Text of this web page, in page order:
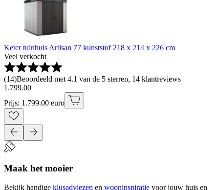
Keter tuinhuis Artisan 77 kunststof 218 x 214 x 226 cm
Veel verkocht
(14)Beoordeeld met 4.1 van de 5 sterren, 14 klantreviews
1 .799.00
Prijs: 1.799.00 euro
Maak het mooier
Bekijk handige klusadviezen en wooninspiratie voor jouw huis en